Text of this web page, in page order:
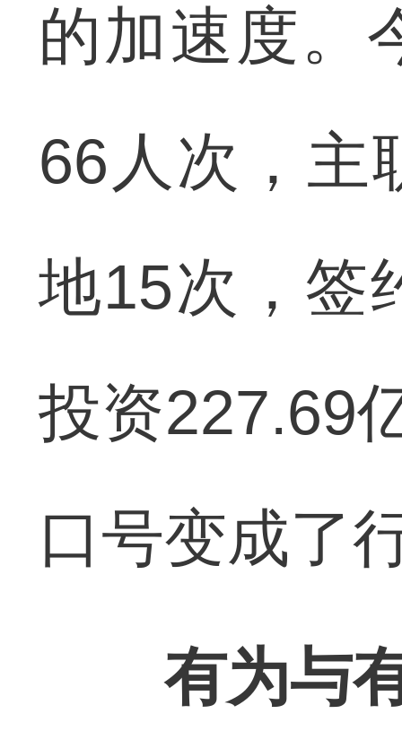
的加速度。
66人次，主
地15次，签
投资227.69
口号变成了
有为与